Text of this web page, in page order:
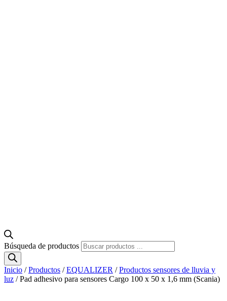
Búsqueda de productos
Inicio /Productos /EQUALIZER /Productos sensores de lluvia y
luz / Pad adhesivo para sensores Cargo 100 x 50 x 1,6 mm (Scania)